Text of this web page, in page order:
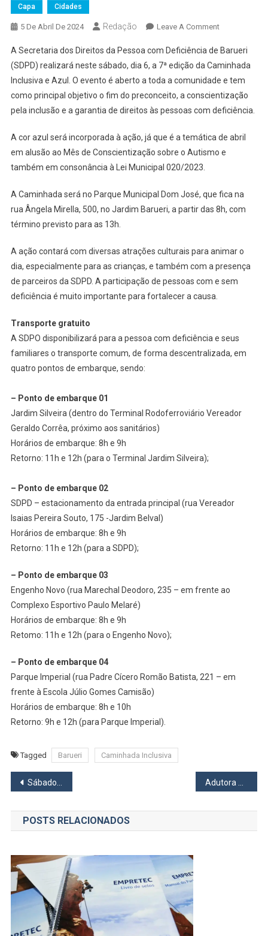
Capa Cidades
5 De Abril De 2024 Redação Leave A CommentOn
Realiza
Caminhada
Inclusiva
E
Azul
Fim
De
A Secretaria dos Direitos da Pessoa com Deficiência de Barueri
(SDPD) realizará neste sábado, dia 6, a 7ª edição da Caminhada
Inclusiva e Azul. O evento é aberto a toda a comunidade e tem
como principal objetivo o fim do preconceito, a conscientização
pela inclusão e a garantia de direitos às pessoas com deficiência.
A cor azul será incorporada à ação, já que é a temática de abril
em alusão ao Mês de Conscientização sobre o Autismo e
também em consonância à Lei Municipal 020/2023.
A Caminhada será no Parque Municipal Dom José, que fica na
rua Ângela Mirella, 500, no Jardim Barueri, a partir das 8h, com
término previsto para as 13h.
A ação contará com diversas atrações culturais para animar o
dia, especialmente para as crianças, e também com a presença
de parceiros da SDPD. A participação de pessoas com e sem
deficiência é muito importante para fortalecer a causa.
Transporte gratuito
A SDPO disponibilizará para a pessoa com deficiência e seus
familiares o transporte comum, de forma descentralizada, em
quatro pontos de embarque, sendo:
– Ponto de embarque 01
Jardim Silveira (dentro do Terminal Rodoferroviário Vereador
Geraldo Corrêa, próximo aos sanitários)
Horários de embarque: 8h e 9h
Retorno: 11h e 12h (para o Terminal Jardim Silveira);
– Ponto de embarque 02
SDPD – estacionamento da entrada principal (rua Vereador
Isaias Pereira Souto, 175 -Jardim Belval)
Horários de embarque: 8h e 9h
Retorno: 11h e 12h (para a SDPD);
– Ponto de embarque 03
Engenho Novo (rua Marechal Deodoro, 235 – em frente ao
Complexo Esportivo Paulo Melaré)
Horários de embarque: 8h e 9h
Retomo: 11h e 12h (para o Engenho Novo);
– Ponto de embarque 04
Parque Imperial (rua Padre Cícero Romão Batista, 221 – em
frente à Escola Júlio Gomes Camisão)
Horários de embarque: 8h e 10h
Retorno: 9h e 12h (para Parque Imperial).
Tagged Barueri Caminhada Inclusiva
Navegação
de
Post
Sábado tem feira de adoção de cães e gatos na Cohab 5 em Carapicuíba
POSTS RELACIONADOS